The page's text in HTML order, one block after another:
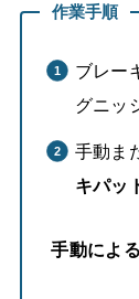
作業手順
ブレー
グニッ
手動ま
キパッ
手動によ